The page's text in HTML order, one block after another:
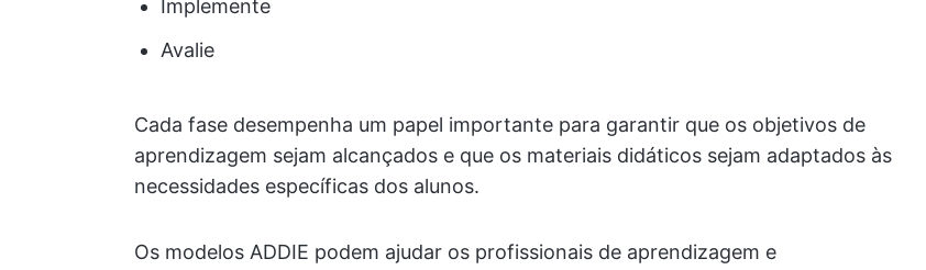
Implemente
Avalie
Cada fase desempenha um papel importante para garantir que os objetivos de
aprendizagem sejam alcançados e que os materiais didáticos sejam adaptados às
necessidades específicas dos alunos.
Os modelos ADDIE podem ajudar os profissionais de aprendizagem e